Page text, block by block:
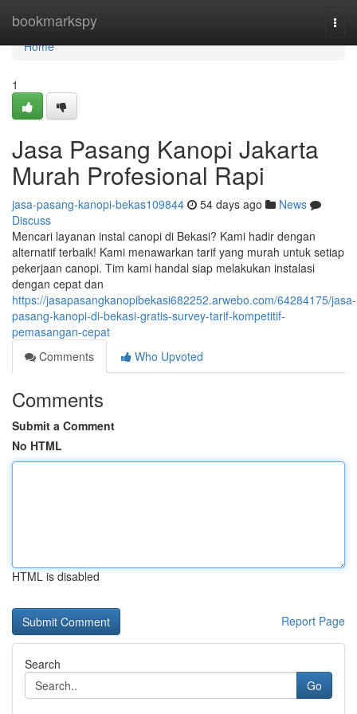
bookmarkspy
Home
Home
1
Jasa Pasang Kanopi Jakarta
Murah Profesional Rapi
jasa-pasang-kanopi-bekas109844 54 days ago
News
Discuss
Mencari layanan instal canopi di Bekasi? Kami hadir dengan
alternatif terbaik! Kami menawarkan tarif yang murah untuk setiap
pekerjaan canopi. Tim kami handal siap melakukan instalasi
dengan cepat dan
https://jasapasangkanopibekasi682252.arwebo.com/64284175/jasa-
pasang-kanopi-di-bekasi-gratis-survey-tarif-kompetitif-
pemasangan-cepat
Comments
Who Upvoted
Comments
Submit a Comment
No HTML
HTML is disabled
Report Page
Search
Go